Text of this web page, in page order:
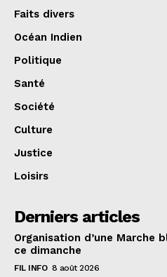
Faits divers
Océan Indien
Politique
Santé
Société
Culture
Justice
Loisirs
Derniers articles
Organisation d’une Marche
ce dimanche
FIL INFO 8 août 2026